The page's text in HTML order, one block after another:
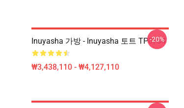
Inuyasha 가방 - Inuyasha 토트 TP0704
₩3,438,110 - ₩4,127,110
-20%